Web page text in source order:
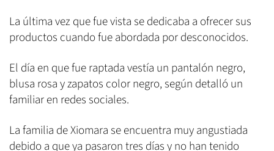
La última vez que fue vista se dedicaba a ofrecer sus
productos cuando fue abordada por desconocidos.
El día en que fue raptada vestía un pantalón negro,
blusa rosa y zapatos color negro, según detalló un
familiar en redes sociales.
La familia de Xiomara se encuentra muy angustiada
debido a que ya pasaron tres días y no han tenido